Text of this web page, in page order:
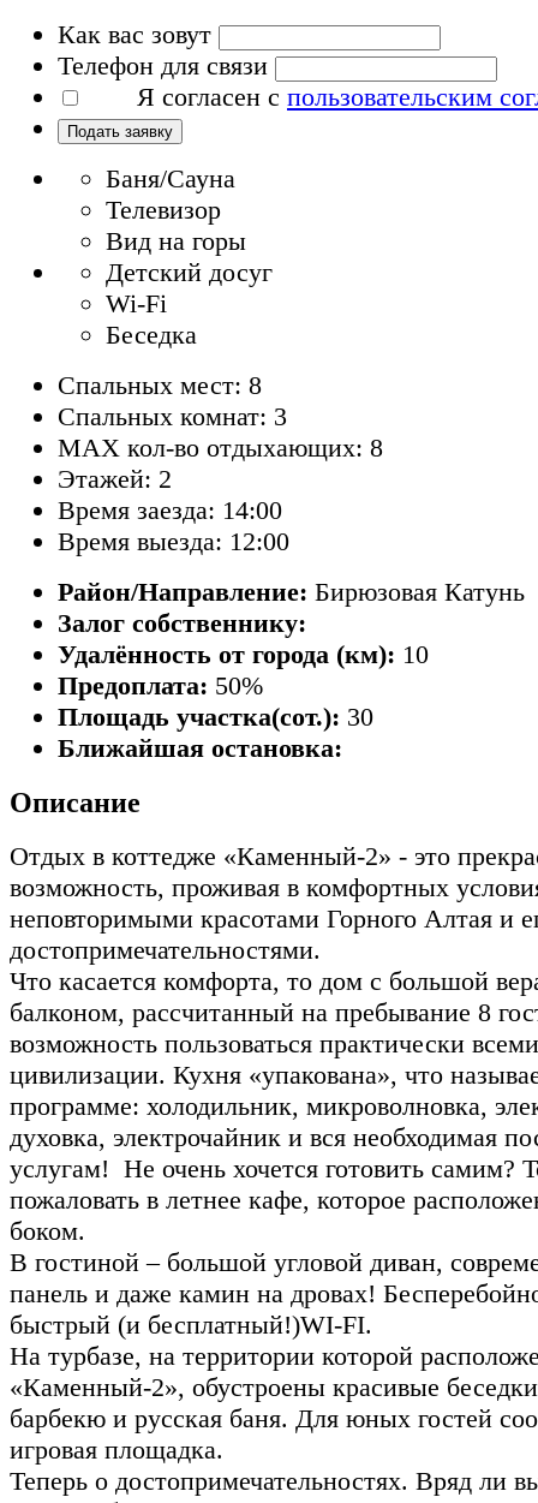
Как вас зовут
Телефон для связи
Я согласен с пользовательским
Подать заявку
Баня/Сауна
Телевизор
Вид на горы
Детский досуг
Wi-Fi
Беседка
Спальных мест: 8
Спальных комнат: 3
MAX кол-во отдыхающих: 8
Этажей: 2
Время заезда: 14:00
Время выезда: 12:00
Район/Направление: Бирюзовая Катунь
Залог собственнику:
Удалённость от города (км): 10
Предоплата: 50%
Площадь участка(сот.): 30
Ближайшая остановка:
Описание
Отдых в коттедже «Каменный-2» - это
возможность, проживая в комфортных
неповторимыми красотами Горного Алтая и
достопримечательностями.
Что касается комфорта, то дом с большой
балконом, рассчитанный на пребывание 8
возможность пользоваться практически
цивилизации. Кухня «упакована», что
программе: холодильник, микроволновка,
духовка, электрочайник и вся необходимая
услугам! Не очень хочется готовить самим?
пожаловать в летнее кафе, которое
боком.
В гостиной – большой угловой диван,
панель и даже камин на дровах!
быстрый (и бесплатный!)WI-FI.
На турбазе, на территории которой
«Каменный-2», обустроены красивые
барбекю и русская баня. Для юных гостей
игровая площадка.
Теперь о достопримечательностях. Вряд ли